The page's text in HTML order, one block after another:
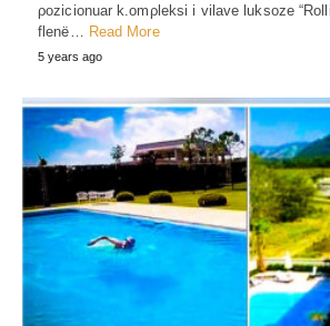
ρozicionuar k.omρleksi i vilave luksoze
flenë… Read More
5 years ago